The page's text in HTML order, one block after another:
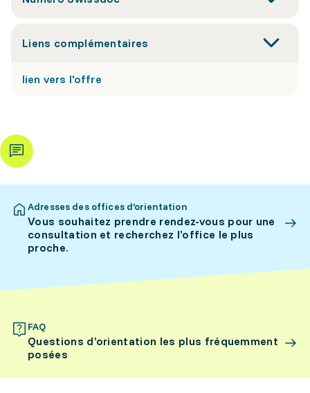
Liens complémentaires
lien vers l'offre
Adresses des offices d’orientation
Vous souhaitez prendre rendez-vous pour une
consultation et recherchez l’office le plus
proche.
FAQ
Questions d’orientation les plus fréquemment
posées